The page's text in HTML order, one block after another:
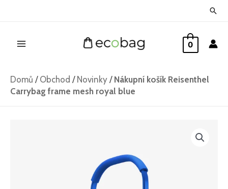
0
Domů / Obchod / Novinky / Nákupní košík Reisenthel
Carrybag frame mesh royal blue